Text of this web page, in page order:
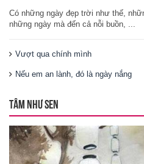
Có những ngày đẹp trời như thế,
những ngày mà đến cả nỗi buồn, ...
Vượt qua chính mình
Nếu em an lành, đó là ngày nắng
TÂM NHƯ SEN